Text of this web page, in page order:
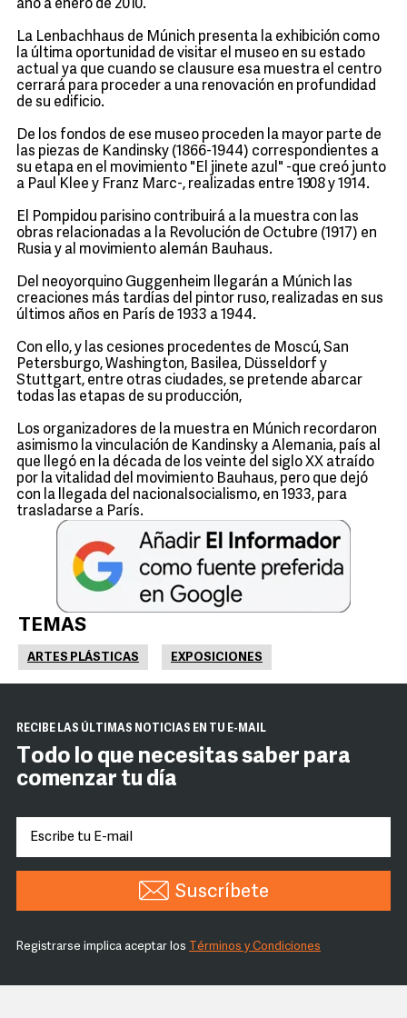
año a enero de 2010.
La Lenbachhaus de Múnich presenta la exhibición como
la última oportunidad de visitar el museo en su estado
actual ya que cuando se clausure esa muestra el centro
cerrará para proceder a una renovación en profundidad
de su edificio.
De los fondos de ese museo proceden la mayor parte de
las piezas de Kandinsky (1866-1944) correspondientes a
su etapa en el movimiento "El jinete azul" -que creó junto
a Paul Klee y Franz Marc-, realizadas entre 1908 y 1914.
El Pompidou parisino contribuirá a la muestra con las
obras relacionadas a la Revolución de Octubre (1917) en
Rusia y al movimiento alemán Bauhaus.
Del neoyorquino Guggenheim llegarán a Múnich las
creaciones más tardías del pintor ruso, realizadas en sus
últimos años en París de 1933 a 1944.
Con ello, y las cesiones procedentes de Moscú, San
Petersburgo, Washington, Basilea, Düsseldorf y
Stuttgart, entre otras ciudades, se pretende abarcar
todas las etapas de su producción,
Los organizadores de la muestra en Múnich recordaron
asimismo la vinculación de Kandinsky a Alemania, país al
que llegó en la década de los veinte del siglo XX atraído
por la vitalidad del movimiento Bauhaus, pero que dejó
con la llegada del nacionalsocialismo, en 1933, para
trasladarse a París.
TEMAS
ARTES PLÁSTICAS EXPOSICIONES
RECIBE LAS ÚLTIMAS NOTICIAS EN TU E-MAIL
Todo lo que necesitas saber para
comenzar tu día
Suscríbete
Registrarse implica aceptar los Términos y Condiciones